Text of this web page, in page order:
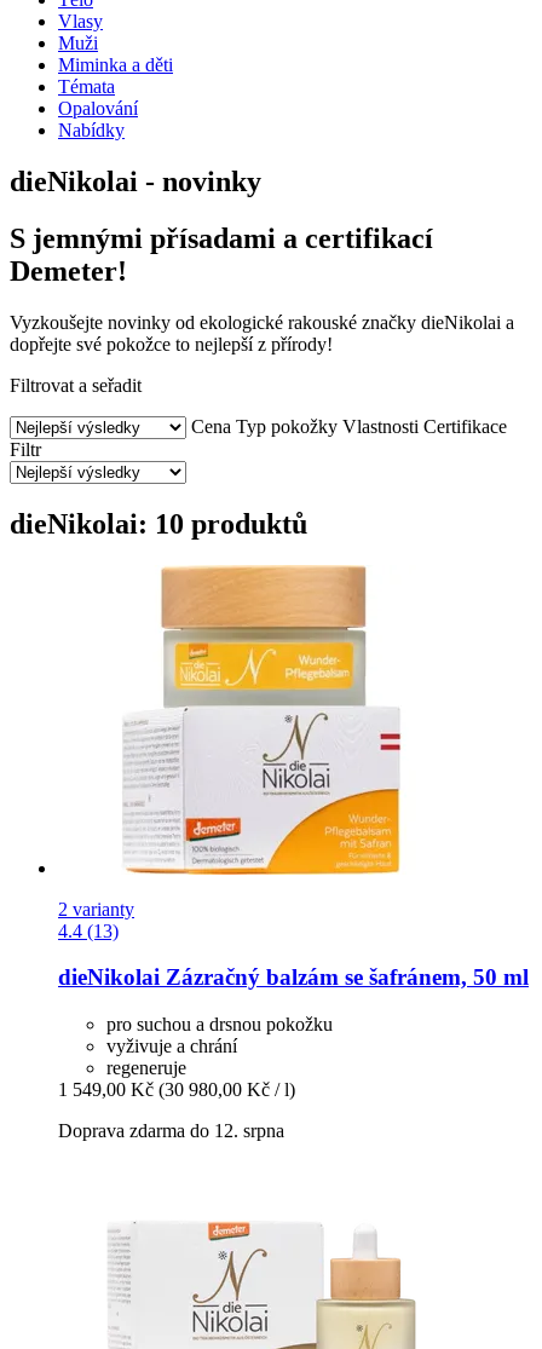
Vlasy
Muži
Miminka a děti
Témata
Opalování
Nabídky
dieNikolai - novinky
S jemnými přísadami a certifikací
Demeter!
Vyzkoušejte novinky od ekologické rakouské značky dieNikolai a
dopřejte své pokožce to nejlepší z přírody!
Filtrovat a seřadit
Cena Typ pokožky Vlastnosti Certifikace
Filtr
dieNikolai: 10 produktů
2 varianty
4.4 (13)
dieNikolai Zázračný balzám se šafránem, 50 ml
pro suchou a drsnou pokožku
vyživuje a chrání
regeneruje
1 549,00 Kč (30 980,00 Kč / l)
Doprava zdarma do 12. srpna